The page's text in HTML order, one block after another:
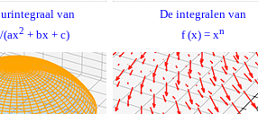
van
(ax2 + bx + c)
De integralen van
f (x) = xn